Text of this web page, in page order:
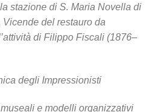
stazione di S. Maria Novella di
Vicende del restauro da
di Filippo Fiscali (1876–
degli Impressionisti
e modelli organizzativi